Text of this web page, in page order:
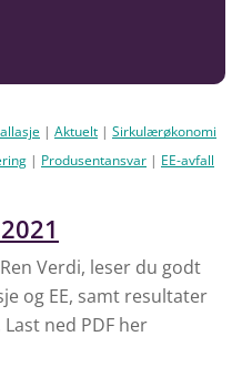
| Aktuelt | Sirkulærøkonomi
| Produsentansvar | EE-avfall
Verdi, leser du godt
og EE, samt resultater
ned PDF her